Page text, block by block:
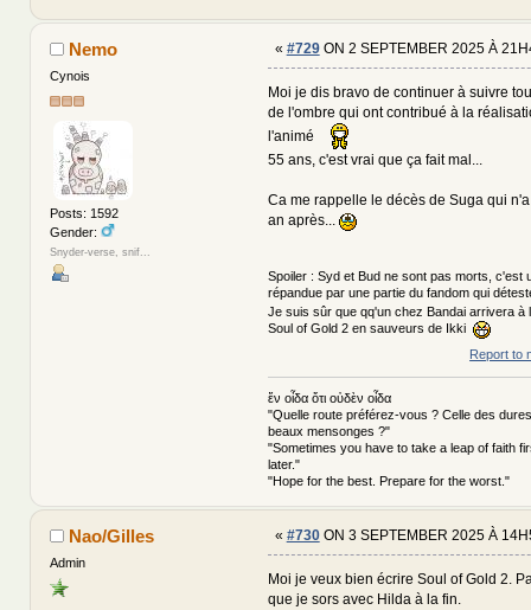
Nemo
Cynois
Posts: 1592
Gender:
Snyder-verse, snif...
« #729ON 2 SEPTEMBER 2025 À
Moi je dis bravo de continuer à suivre
de l'ombre qui ont contribué à la
l'animé
55 ans, c'est vrai que ça fait mal...
Ca me rappelle le décès de Suga qui
an après...
Spoiler : Syd et Bud ne sont pas morts, c'est
répandue par une partie du fandom qui
Je suis sûr que qq'un chez Bandai arrivera à
Soul of Gold 2 en sauveurs de Ikki
Report to
ἕν οἶδα ὅτι οὐδὲν οἶδα
"Quelle route préférez-vous ? Celle des
beaux mensonges ?"
"Sometimes you have to take a leap of faith
later."
"Hope for the best. Prepare for the worst."
Nao/Gilles
Admin
« #730ON 3 SEPTEMBER 2025 À
Moi je veux bien écrire Soul of Gold 2.
que je sors avec Hilda à la fin.